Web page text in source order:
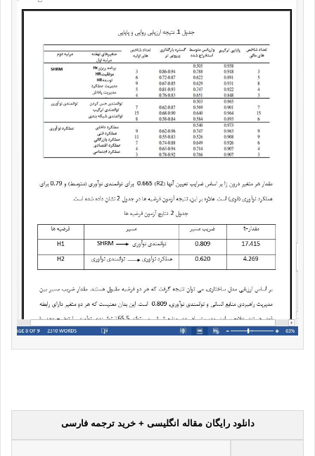
دانلود رایگان مقاله انگلیسی + خرید ترجمه فارسی